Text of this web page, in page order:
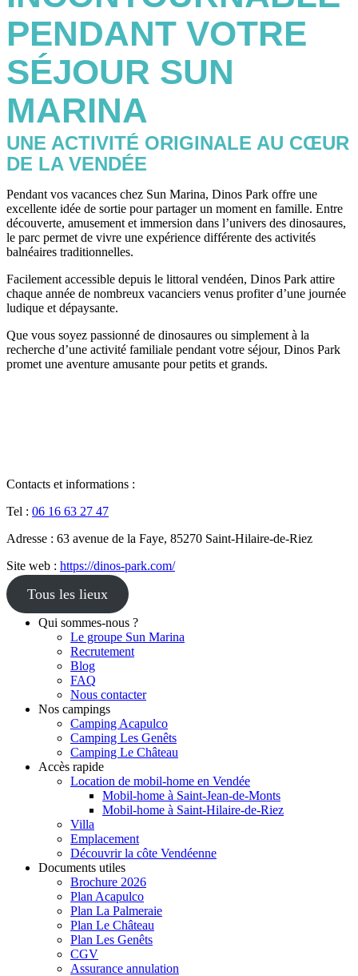
PENDANT VOTRE
SÉJOUR SUN
MARINA
UNE ACTIVITÉ ORIGINALE AU CŒUR
DE LA VENDÉE
Pendant vos vacances chez Sun Marina, Dinos Park offre une
excellente idée de sortie pour partager un moment en famille. Entre
découverte, amusement et immersion dans l’univers des dinosaures,
le parc permet de vivre une expérience différente des activités
balnéaires traditionnelles.
Facilement accessible depuis le littoral vendéen, Dinos Park attire
chaque année de nombreux vacanciers venus profiter d’une journée
ludique et dépaysante.
Que vous soyez passionné de dinosaures ou simplement à la
recherche d’une activité familiale pendant votre séjour, Dinos Park
promet une aventure amusante pour petits et grands.
Contacts et informations :
Tel : 06 16 63 27 47
Adresse : 63 avenue de la Faye, 85270 Saint-Hilaire-de-Riez
Site web : https://dinos-park.com/
Tous les lieux
Qui sommes-nous ?
Le groupe Sun Marina
Recrutement
Blog
FAQ
Nous contacter
Nos campings
Camping Acapulco
Camping Les Genêts
Camping Le Château
Accès rapide
Location de mobil-home en Vendée
Mobil-home à Saint-Jean-de-Monts
Mobil-home à Saint-Hilaire-de-Riez
Villa
Emplacement
Découvrir la côte Vendéenne
Documents utiles
Brochure 2026
Plan Acapulco
Plan La Palmeraie
Plan Le Château
Plan Les Genêts
CGV
Assurance annulation